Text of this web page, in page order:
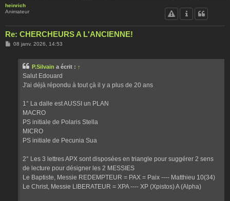
heinrich
Animateur
Re: CHERCHEURS A L'ANCIENNE!
M08 janv. 2026, 14:53
P.Silvain a écrit : ↑
Salut Edouard
J'ai déjà répondu à tout çà il y a plus de 20 ans
1° La dalle est AUSSI un PLAN
MACRO
PS initiale de Polaris Stella
MICRO
PS initiale de Pecunia Sua
2° Les 3 lettres APX sont disposées en triangle pour suggérer 2 sens
de lecture pour désigner les 2 MESSIES
Le Baptiste, Messie REDEMPTEUR = PAX = Paix ---- Matthieu 10(34)
Le Christ, Messie LIBERATEUR = XPA ---- XP (Xpistos) A (Alpha)